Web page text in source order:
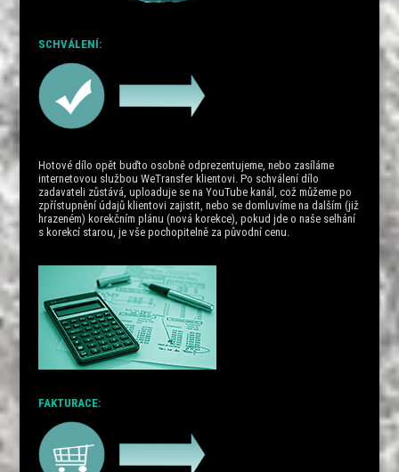
SCHVÁLENÍ:
Hotové dílo opět buďto osobně odprezentujeme, nebo zasíláme
internetovou službou WeTransfer klientovi. Po schválení dílo
zadavateli zůstává, uploaduje se na YouTube kanál, což můžeme po
zpřístupnění údajů klientovi zajistit, nebo se domluvíme na dalším (již
hrazeném) korekčním plánu (nová korekce), pokud jde o naše selhání
s korekcí starou, je vše pochopitelně za původní cenu.
FAKTURACE: